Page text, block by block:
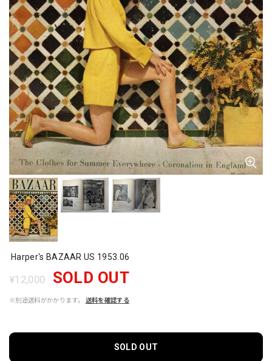
Harper's BAZAAR US 1953.06
¥12,000 SOLD OUT
※別途送料がかかります。 送料を確認する
SOLD OUT